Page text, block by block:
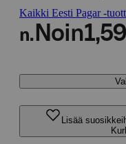
Kaikki Eesti Pagar -
n. Noin
Lisää